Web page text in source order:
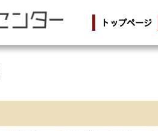
トップページ